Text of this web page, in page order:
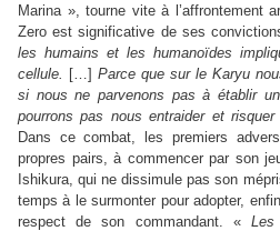
Marina », tourne vite à l’affrontement
Zero est significative de ses
les humains et les humanoïdes
cellule.
[…] Parce que sur le Karyu
si nous ne parvenons pas à établir
pourrons pas nous entraider et
Dans ce combat, les premiers
propres pairs, à commencer par son
Ishikura, qui ne dissimule pas son
temps à le surmonter pour adopter,
respect de son commandant. «